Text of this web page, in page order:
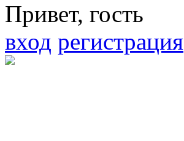
Привет, гость
вход регистрация